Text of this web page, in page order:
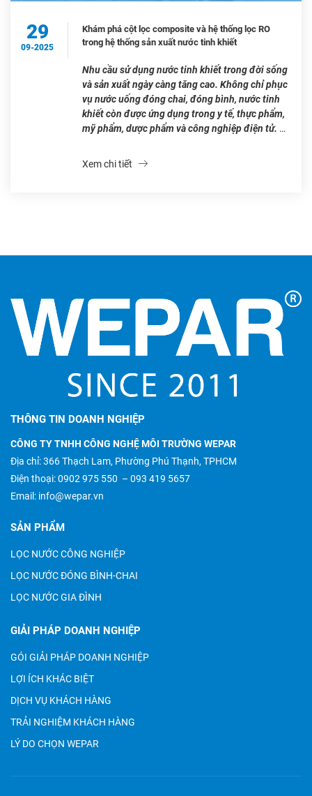
29
09-2025
Khám phá cột lọc composite và hệ thống lọc RO
trong hệ thống sản xuất nước tinh khiết
Nhu cầu sử dụng nước tinh khiết trong đời sống
và sản xuất ngày càng tăng cao. Không chỉ phục
vụ nước uống đóng chai, đóng bình, nước tinh
khiết còn được ứng dụng trong y tế, thực phẩm,
mỹ phẩm, dược phẩm và công nghiệp điện tử. Để
nghiệp thường ứng dụng hai công nghệ chính:
Xem chi tiết
THÔNG TIN DOANH NGHIỆP
CÔNG TY TNHH CÔNG NGHỆ MÔI TRƯỜNG WEPAR
Địa chỉ: 366 Thạch Lam, Phường Phú Thạnh, TPHCM
Điện thoại:0902 975 550 – 093 419 5657
Email: info@wepar.vn
SẢN PHẨM
LỌC NƯỚC CÔNG NGHIỆP
LỌC NƯỚC ĐÓNG BÌNH-CHAI
LỌC NƯỚC GIA ĐÌNH
GIẢI PHÁP DOANH NGHIỆP
GÓI GIẢI PHÁP DOANH NGHIỆP
LỢI ÍCH KHÁC BIỆT
DỊCH VỤ KHÁCH HÀNG
TRẢI NGHIỆM KHÁCH HÀNG
LÝ DO CHỌN WEPAR